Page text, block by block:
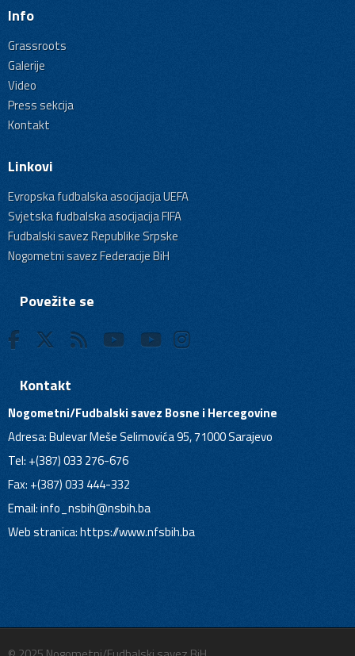
Info
Grassroots
Galerije
Video
Press sekcija
Kontakt
Linkovi
Evropska fudbalska asocijacija UEFA
Svjetska fudbalska asocijacija FIFA
Fudbalski savez Republike Srpske
Nogometni savez Federacije BiH
Povežite se
Kontakt
Nogometni/Fudbalski savez Bosne i Hercegovine
Adresa: Bulevar Meše Selimovića 95, 71000 Sarajevo
Tel: +(387) 033 276-676
Fax: +(387) 033 444-332
Email:info_nsbih@nsbih.ba
Web stranica: https://www.nfsbih.ba